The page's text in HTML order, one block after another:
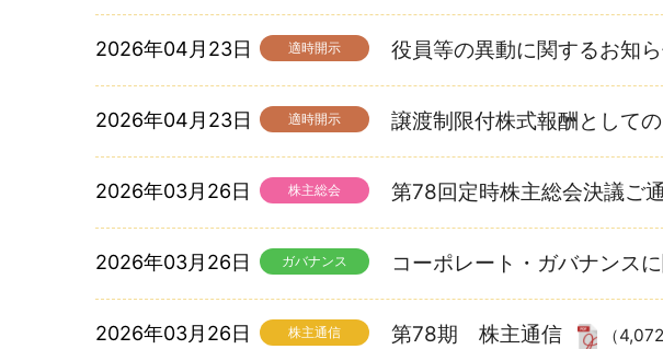
2026年04月23日 適時開示 役員等の異動に関するお知
2026年04月23日 適時開示 譲渡制限付株式報酬として
2026年03月26日 株主総会 第78回定時株主総会決議ご
2026年03月26日 ガバナンス コーポレート・ガバナンス
2026年03月26日 株主通信 第78期 株主通信 （